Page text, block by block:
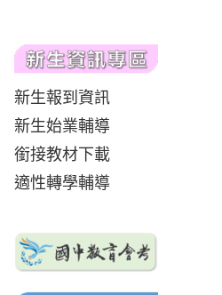
新生報到資訊
新生始業輔導
銜接教材下載
適性轉學輔導